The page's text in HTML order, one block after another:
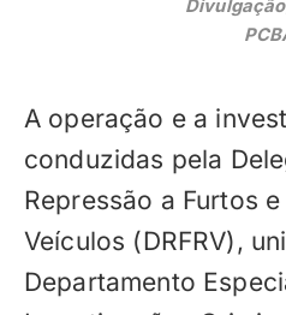
A operação e a
conduzidas pela
Repressão a Furtos
Veículos (DRFRV),
Departamento